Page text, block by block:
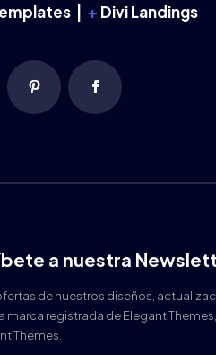
| + Divi Landings
a nuestra
de nuestros diseños,
marca registrada de Elegant
Themes.